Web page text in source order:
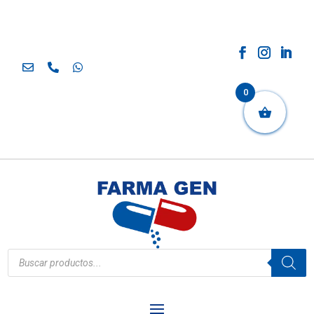
Búsqueda
de
productos
0